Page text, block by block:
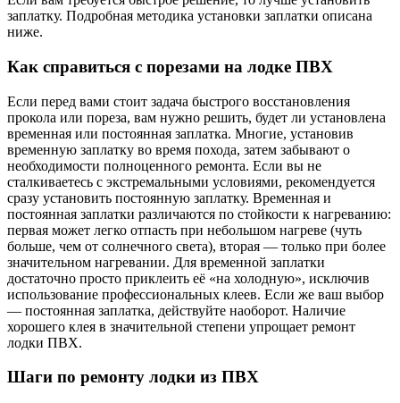
заплатку. Подробная методика установки заплатки описана
ниже.
Как справиться с порезами на лодке ПВХ
Если перед вами стоит задача быстрого восстановления
прокола или пореза, вам нужно решить, будет ли установлена
временная или постоянная заплатка. Многие, установив
временную заплатку во время похода, затем забывают о
необходимости полноценного ремонта. Если вы не
сталкиваетесь с экстремальными условиями, рекомендуется
сразу установить постоянную заплатку. Временная и
постоянная заплатки различаются по стойкости к нагреванию:
первая может легко отпасть при небольшом нагреве (чуть
больше, чем от солнечного света), вторая — только при более
значительном нагревании. Для временной заплатки
достаточно просто приклеить её «на холодную», исключив
использование профессиональных клеев. Если же ваш выбор
— постоянная заплатка, действуйте наоборот. Наличие
хорошего клея в значительной степени упрощает ремонт
лодки ПВХ.
Шаги по ремонту лодки из ПВХ